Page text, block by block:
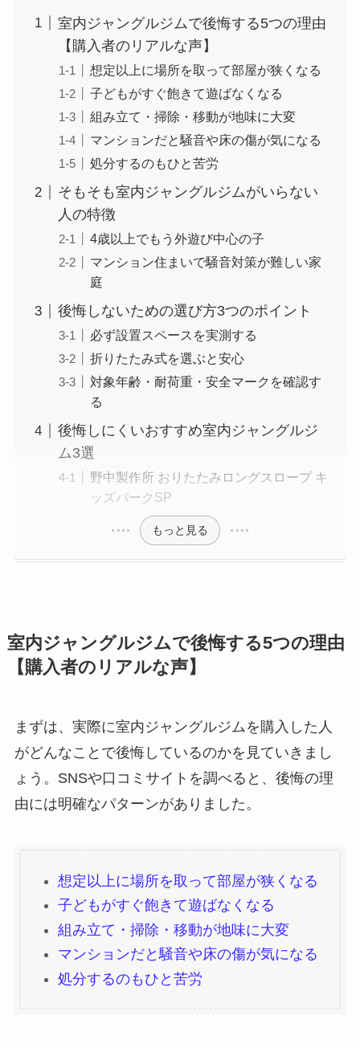
室内ジャングルジムで後悔する5つの理由
【購入者のリアルな声】
想定以上に場所を取って部屋が狭くなる
子どもがすぐ飽きて遊ばなくなる
組み立て・掃除・移動が地味に大変
マンションだと騒音や床の傷が気になる
処分するのもひと苦労
そもそも室内ジャングルジムがいらない
人の特徴
4歳以上でもう外遊び中心の子
マンション住まいで騒音対策が難しい家
庭
後悔しないための選び方3つのポイント
必ず設置スペースを実測する
折りたたみ式を選ぶと安心
対象年齢・耐荷重・安全マークを確認す
る
後悔しにくいおすすめ室内ジャングルジ
ム3選
野中製作所 おりたたみロングスロープ キ
ッズパークSP
もっと見る
室内ジャングルジムで後悔する5つの理由
【購入者のリアルな声】
まずは、実際に室内ジャングルジムを購入した人
がどんなことで後悔しているのかを見ていきまし
ょう。SNSや口コミサイトを調べると、後悔の理
由には明確なパターンがありました。
想定以上に場所を取って部屋が狭くなる
子どもがすぐ飽きて遊ばなくなる
組み立て・掃除・移動が地味に大変
マンションだと騒音や床の傷が気になる
処分するのもひと苦労